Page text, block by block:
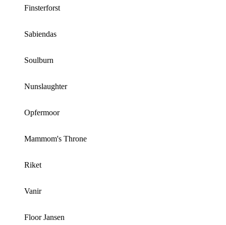
Finsterforst
Sabiendas
Soulburn
Nunslaughter
Opfermoor
Mammom's Throne
Riket
Vanir
Floor Jansen